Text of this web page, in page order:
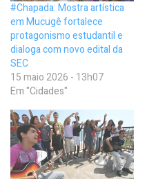
#Chapada: Mostra artística
em Mucugê fortalece
protagonismo estudantil e
dialoga com novo edital da
SEC
15 maio 2026 - 13h07
Em "Cidades"